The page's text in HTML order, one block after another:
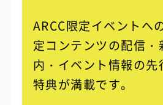
ARCC限定イベントへ
定コンテンツの配信・
内・イベント情報の先
特典が満載です。